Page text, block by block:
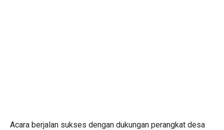
Acara berjalan sukses dengan dukungan perangkat desa